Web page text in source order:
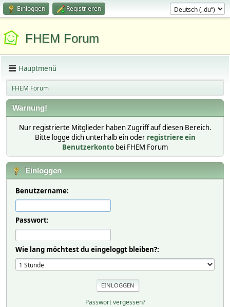
Einloggen Registrieren
FHEM Forum
Hauptmenü
FHEM Forum
Warnung!
Nur registrierte Mitglieder haben Zugriff auf diesen Bereich.
Bitte logge dich unterhalb ein oder registriere ein
Benutzerkonto bei FHEM Forum
Einloggen
Benutzername:
Passwort:
Wie lang möchtest du eingeloggt bleiben?:
Passwort vergessen?